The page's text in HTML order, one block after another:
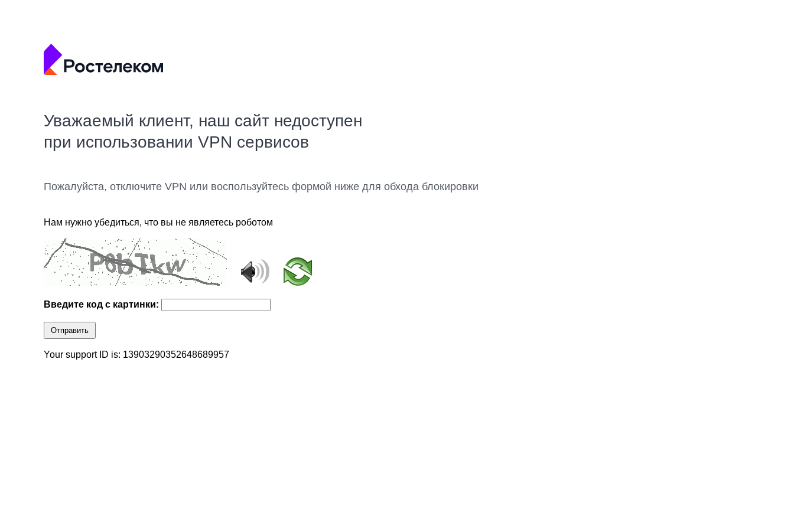
Уважаемый клиент, наш сайт недоступен
при использовании VPN сервисов
Пожалуйста, отключите VPN или воспользуйтесь формой ниже для обхода блокировки
Нам нужно убедиться, что вы не являетесь роботом
Введите код с картинки:
Отправить
Your support ID is: 13903290352648689957